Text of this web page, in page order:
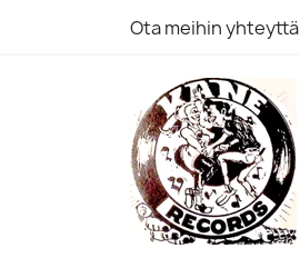
Ota meihin yhteyttä